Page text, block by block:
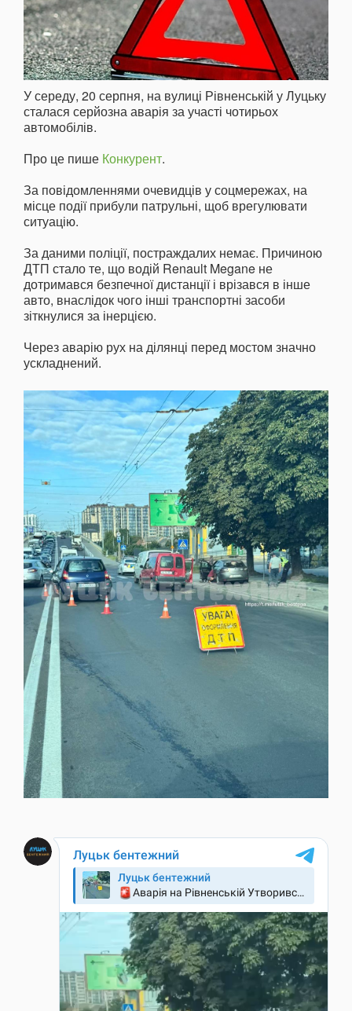
У середу, 20 серпня, на вулиці Рівненській у Луцьку
сталася серйозна аварія за участі чотирьох
автомобілів.
Про це пише Конкурент.
За повідомленнями очевидців у соцмережах, на
місце події прибули патрульні, щоб врегулювати
ситуацію.
За даними поліції, постраждалих немає. Причиною
ДТП стало те, що водій Renault Megane не
дотримався безпечної дистанції і врізався в інше
авто, внаслідок чого інші транспортні засоби
зіткнулися за інерцією.
Через аварію рух на ділянці перед мостом значно
ускладнений.